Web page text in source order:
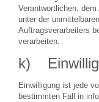
Verantwortlichen,
unter der
Auftragsverarbeiters
verarbeiten.
k)
Einwilligung ist jede
bestimmten Fall in